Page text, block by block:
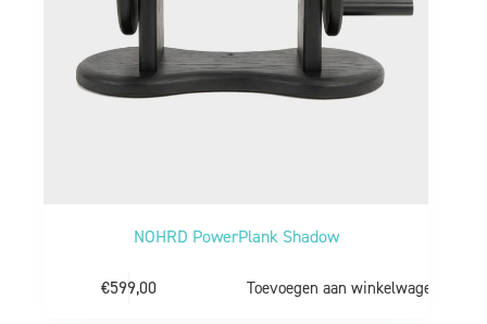
NOHRD PowerPlank Shadow
€599,00 Toevoegen aan winkelwagen